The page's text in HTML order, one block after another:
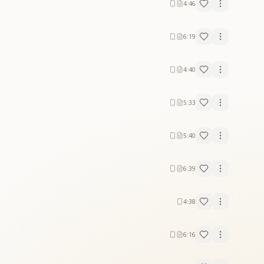
4:46
6:19
4:40
5:33
5:40
6:39
4:38
6:16